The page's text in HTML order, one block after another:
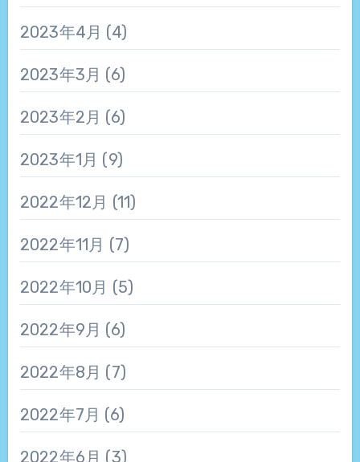
2023年4月 (4)
2023年3月 (6)
2023年2月 (6)
2023年1月 (9)
2022年12月 (11)
2022年11月 (7)
2022年10月 (5)
2022年9月 (6)
2022年8月 (7)
2022年7月 (6)
2022年6月 (3)